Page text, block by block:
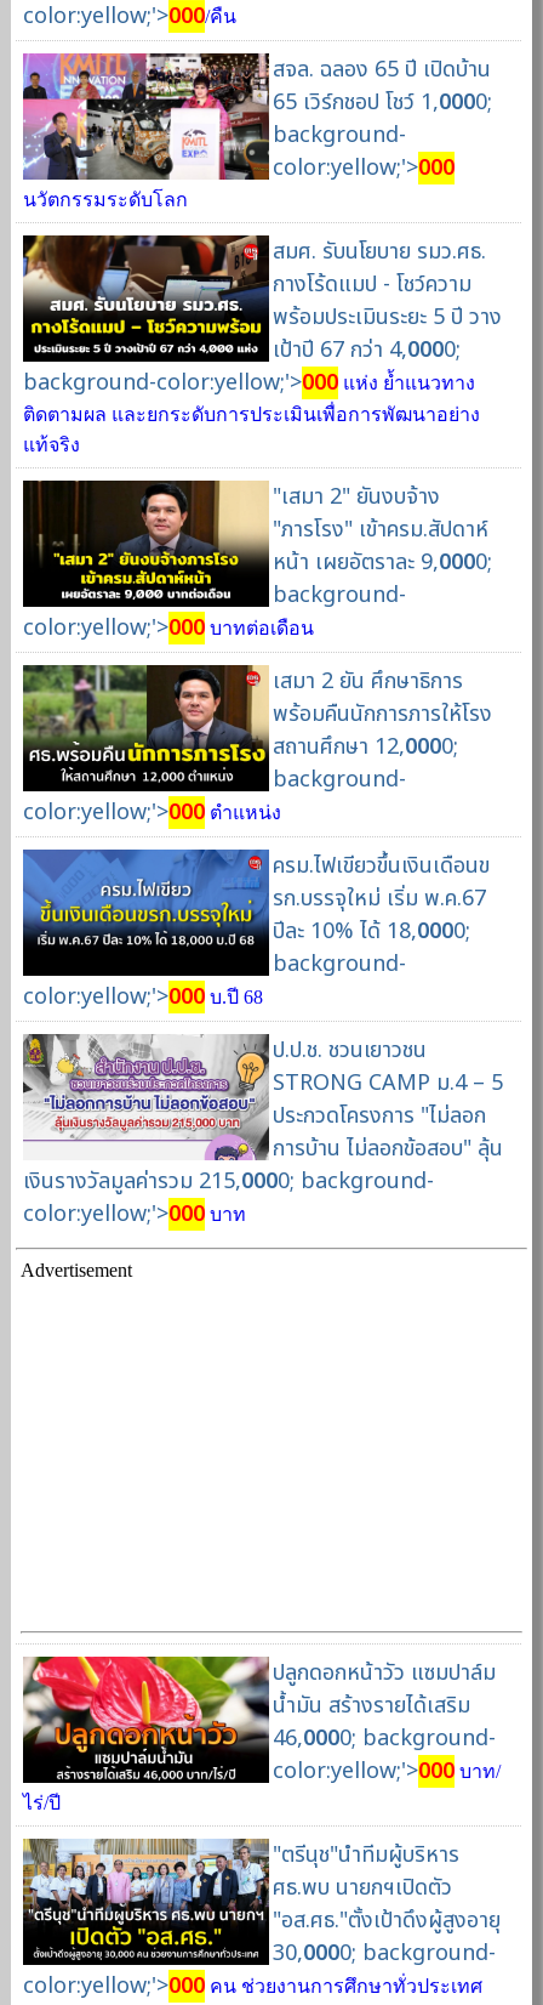
color:yellow;'>000/คืน
สจล. ฉลอง 65 ปี เปิดบ้าน
65 เวิร์กชอป โชว์ 1,0000;
background-
color:yellow;'>000
นวัตกรรมระดับโลก
สมศ. รับนโยบาย รมว.ศธ.
กางโร้ดแมป - โชว์ความ
พร้อมประเมินระยะ 5 ปี วาง
เป้าปี 67 กว่า 4,0000;
background-color:yellow;'>000 แห่ง ย้ำแนวทาง
ติดตามผล และยกระดับการประเมินเพื่อการพัฒนาอย่าง
แท้จริง
"เสมา 2" ยันงบจ้าง
"ภารโรง" เข้าครม.สัปดาห์
หน้า เผยอัตราละ 9,0000;
background-
color:yellow;'>000 บาทต่อเดือน
เสมา 2 ยัน ศึกษาธิการ
พร้อมคืนนักการภารให้โรง
สถานศึกษา 12,0000;
background-
color:yellow;'>000 ตำแหน่ง
ครม.ไฟเขียวขึ้นเงินเดือนข
รก.บรรจุใหม่ เริ่ม พ.ค.67
ปีละ 10% ได้ 18,0000;
background-
color:yellow;'>000 บ.ปี 68
ป.ป.ช. ชวนเยาวชน
STRONG CAMP ม.4 – 5
ประกวดโครงการ "ไม่ลอก
การบ้าน ไม่ลอกข้อสอบ" ลุ้น
เงินรางวัลมูลค่ารวม 215,0000; background-
color:yellow;'>000 บาท
Advertisement
ปลูกดอกหน้าวัว แซมปาล์ม
น้ำมัน สร้างรายได้เสริม
46,0000; background-
color:yellow;'>000บาท/
ไร่/ปี
"ตรีนุช"นำทีมผู้บริหาร
ศธ.พบ นายกฯเปิดตัว
"อส.ศธ."ตั้งเป้าดึงผู้สูงอายุ
30,0000; background-
color:yellow;'>000 คน ช่วยงานการศึกษาทั่วประเทศ